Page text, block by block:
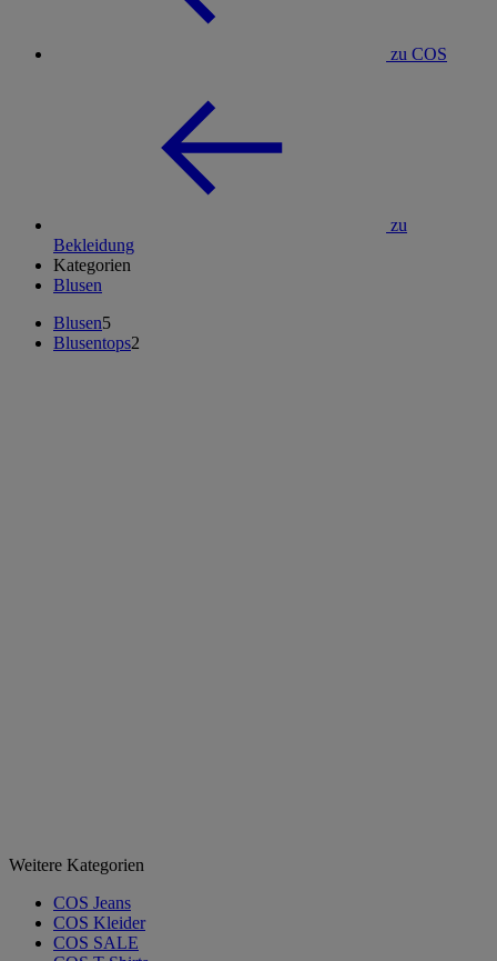
zu COS
zu
Bekleidung
Kategorien
Blusen
Blusen5
Blusentops2
Weitere Kategorien
COS Jeans
COS Kleider
COS SALE